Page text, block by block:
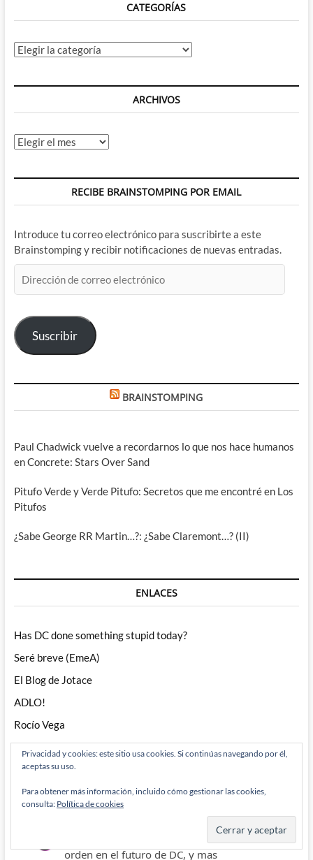
CATEGORÍAS
Categorías
ARCHIVOS
Archivos
RECIBE BRAINSTOMPING POR EMAIL
Introduce tu correo electrónico para suscribirte a este
Brainstomping y recibir notificaciones de nuevas entradas.
de
electrónico
Suscribir
BRAINSTOMPING
Paul Chadwick vuelve a recordarnos lo que nos hace humanos
en Concrete: Stars Over Sand
Pitufo Verde y Verde Pitufo: Secretos que me encontré en Los
Pitufos
¿Sabe George RR Martin…?: ¿Sabe Claremont…? (II)
ENLACES
Has DC done something stupid today?
Seré breve (EmeA)
El Blog de Jotace
ADLO!
Rocío Vega
WordPress.org
Privacidad y cookies: este sitio usa cookies. Si continúas navegando por él,
aceptas su uso.
Para obtener más información, incluido cómo gestionar las cookies,
consulta: Política de cookies